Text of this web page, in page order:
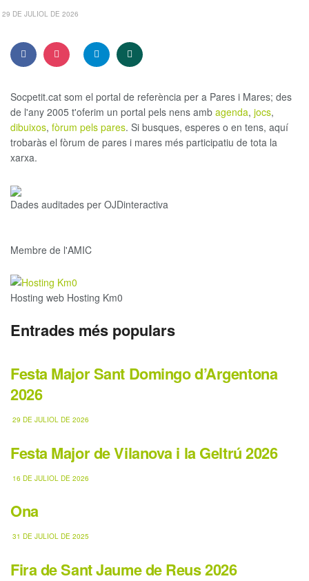
29 DE JULIOL DE 2026
Socpetit.cat som el portal de referència per a Pares i Mares; des
de l'any 2005 t'oferim un portal pels nens amb agenda, jocs,
dibuixos, fòrum pels pares. Si busques, esperes o en tens, aquí
trobaràs el fòrum de pares i mares més participatiu de tota la
xarxa.
Dades auditades per OJDinteractiva
Membre de l'AMIC
Hosting web Hosting Km0
Entrades més populars
Festa Major Sant Domingo d’Argentona
2026
29 DE JULIOL DE 2026
Festa Major de Vilanova i la Geltrú 2026
16 DE JULIOL DE 2026
Ona
31 DE JULIOL DE 2025
Fira de Sant Jaume de Reus 2026